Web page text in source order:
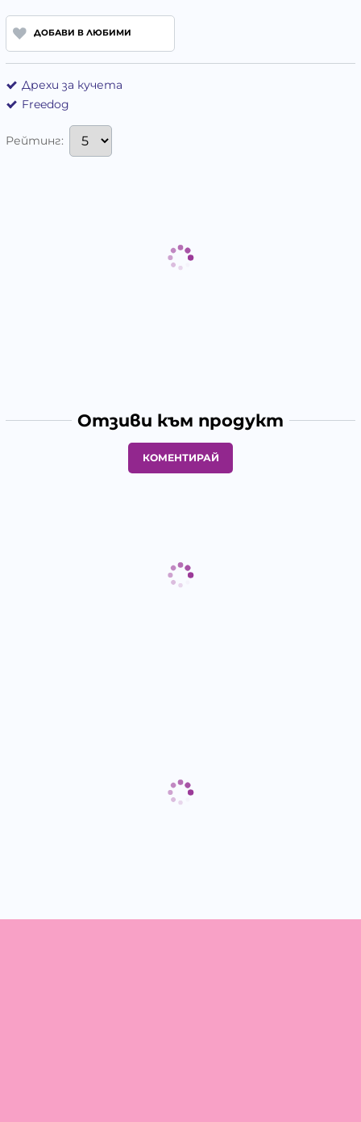
ДОБАВИ В ЛЮБИМИ
Дрехи за кучета
Freedog
Рейтинг:
Отзиви към продукт
КОМЕНТИРАЙ